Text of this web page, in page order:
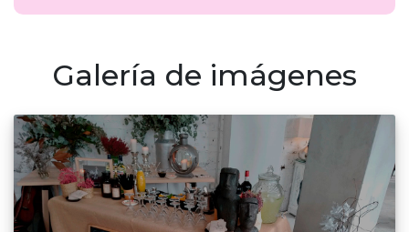
Galería de imágenes